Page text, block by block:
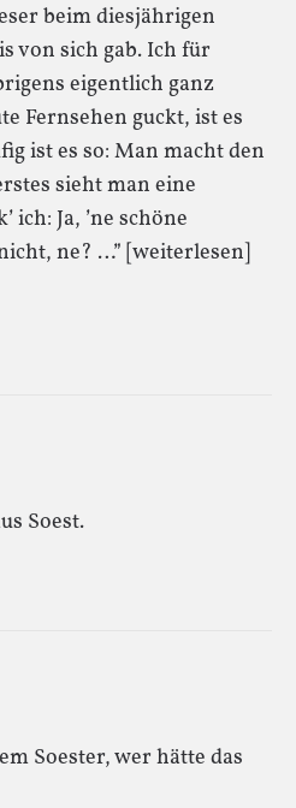
beim diesjährigen
von sich gab. Ich für
eigentlich ganz
Fernsehen guckt, ist es
ist es so: Man macht den
sieht man eine
ich: Ja, ’ne schöne
ne? …” [weiterlesen]
Soest.
Soester, wer hätte das